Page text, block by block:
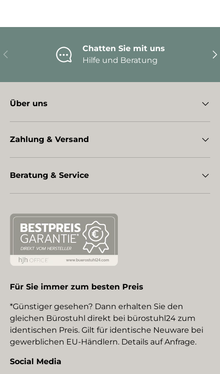
Vorherige
Chatten Sie mit uns
Hilfe und Beratung
Über uns
Zahlung & Versand
Beratung & Service
Für Sie immer zum besten Preis
*Günstiger gesehen? Dann erhalten Sie den
gleichen Bürostuhl direkt bei bürostuhl24 zum
identischen Preis. Gilt für identische Neuware bei
gewerblichen EU-Händlern. Details auf Anfrage.
Social Media